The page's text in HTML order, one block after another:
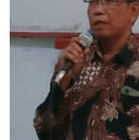
Kepala Sekolah